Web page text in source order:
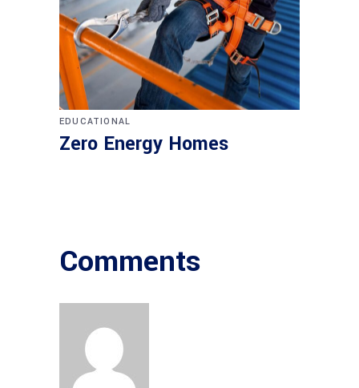
EDUCATIONAL
Zero Energy Homes
Comments